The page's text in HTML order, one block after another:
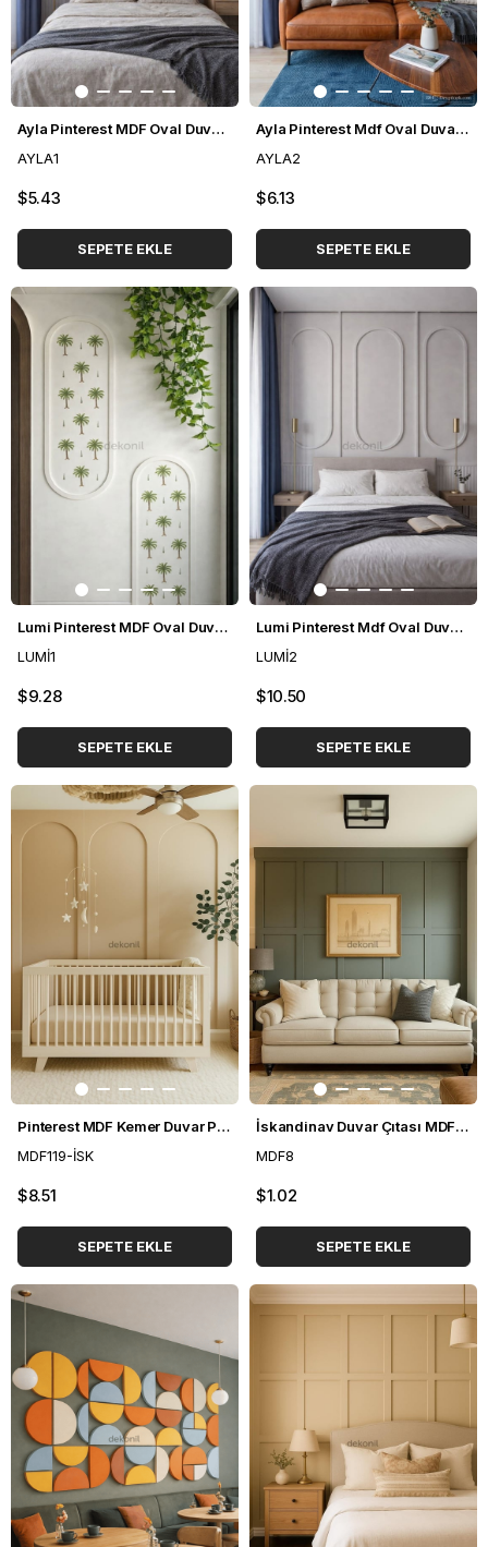
Ayla Pinterest MDF Oval Duvar Çıtası 70*135cm
AYLA1
$5.43
SEPETE EKLE
Ayla Pinterest Mdf Oval Duvar Çıtası 96*148cm
AYLA2
$6.13
SEPETE EKLE
Lumi Pinterest MDF Oval Duvar Çıtası 70*170m
LUMİ1
$9.28
SEPETE EKLE
Lumi Pinterest Mdf Oval Duvar Çıtası 96*196cm
LUMİ2
$10.50
SEPETE EKLE
Pinterest MDF Kemer Duvar Paneli 54*300 cm
MDF119-İSK
$8.51
SEPETE EKLE
İskandinav Duvar Çıtası MDF 8*100 cm
MDF8
$1.02
SEPETE EKLE